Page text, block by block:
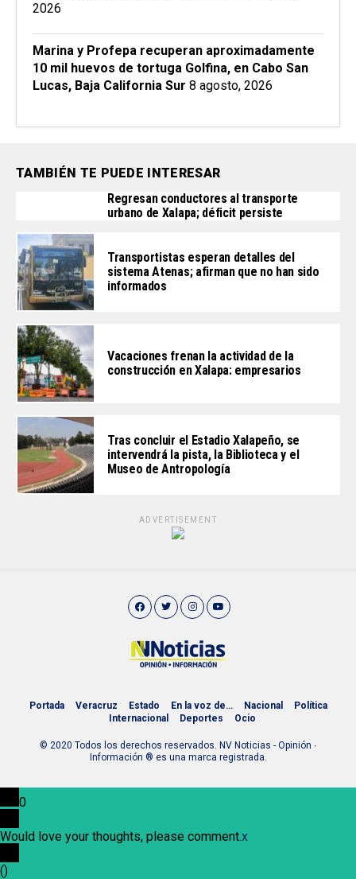
2026
Marina y Profepa recuperan aproximadamente
10 mil huevos de tortuga Golfina, en Cabo San
Lucas, Baja California Sur 8 agosto, 2026
TAMBIÉN TE PUEDE INTERESAR
Regresan conductores al transporte
urbano de Xalapa; déficit persiste
Transportistas esperan detalles del
sistema Atenas; afirman que no han sido
informados
Vacaciones frenan la actividad de la
construcción en Xalapa: empresarios
Tras concluir el Estadio Xalapeño, se
intervendrá la pista, la Biblioteca y el
Museo de Antropología
ADVERTISEMENT
Portada Veracruz Estado En la voz de… Nacional
Política
Internacional
Deportes Ocio
© 2020 Todos los derechos reservados. NV Noticias - Opinión ∙
Información ® es una marca registrada.
0
Would love your thoughts, please comment.x
()